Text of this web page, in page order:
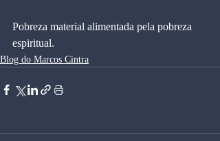
Pobreza material alimentada pela pobreza
espiritual.
Blog do Marcos Cintra